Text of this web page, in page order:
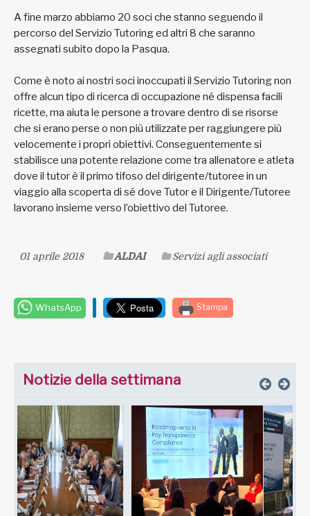
A fine marzo abbiamo 20 soci che stanno seguendo il
percorso del Servizio Tutoring ed altri 8 che saranno
assegnati subito dopo la Pasqua.
Come è noto ai nostri soci inoccupati il Servizio Tutoring non
offre alcun tipo di ricerca di occupazione né dispensa facili
ricette, ma aiuta le persone a trovare dentro di se risorse
che si erano perse o non più utilizzate per raggiungere più
velocemente i propri obiettivi. Conseguentemente si
stabilisce una potente relazione come tra allenatore e atleta
dove il tutor è il primo tifoso del dirigente/tutoree in un
viaggio alla scoperta di sé dove Tutor e il Dirigente/Tutoree
lavorano insieme verso l’obiettivo del Tutoree.
01 aprile 2018 ALDAI Servizi agli associati
WhatsApp Stampa
Notizie della settimana